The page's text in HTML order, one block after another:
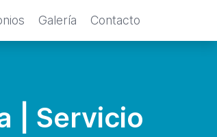
Galería Contacto
| Servicio